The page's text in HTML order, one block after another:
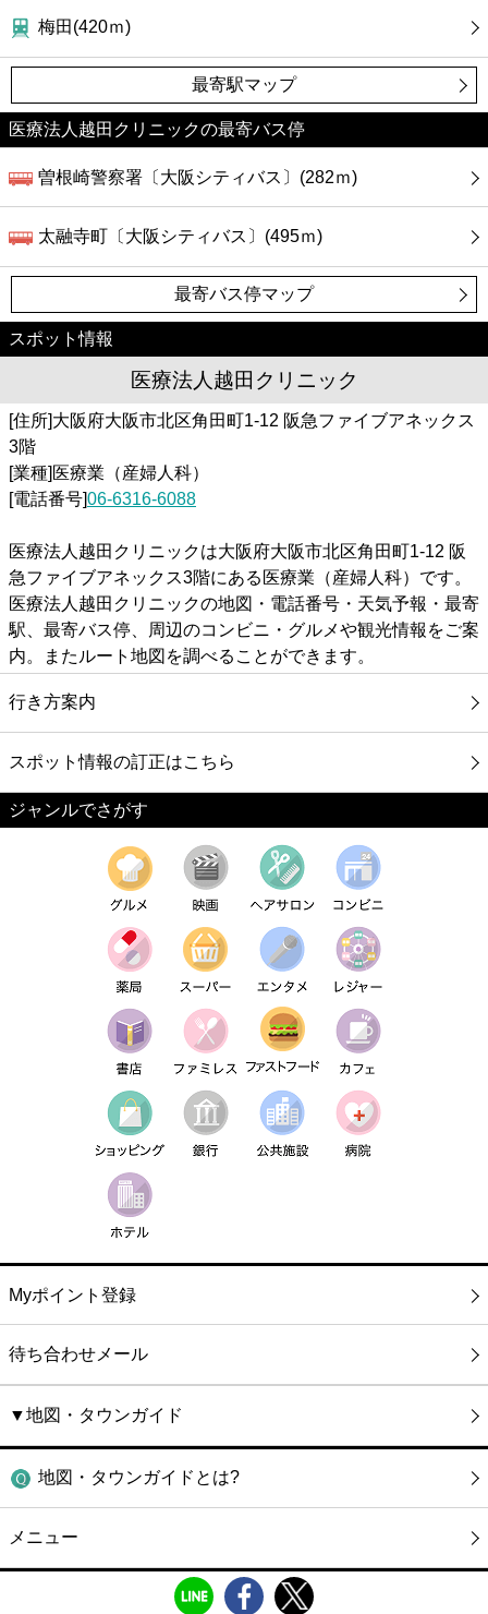
梅田(420ｍ)
最寄駅マップ
医療法人越田クリニックの最寄バス停
曽根崎警察署〔大阪シティバス〕(282ｍ)
太融寺町〔大阪シティバス〕(495ｍ)
最寄バス停マップ
スポット情報
医療法人越田クリニック
[住所]大阪府大阪市北区角田町1-12 阪急ファイブアネックス
3階
[業種]医療業（産婦人科）
[電話番号]06-6316-6088
医療法人越田クリニックは大阪府大阪市北区角田町1-12 阪
急ファイブアネックス3階にある医療業（産婦人科）です。
医療法人越田クリニックの地図・電話番号・天気予報・最寄
駅、最寄バス停、周辺のコンビニ・グルメや観光情報をご案
内。またルート地図を調べることができます。
行き方案内
スポット情報の訂正はこちら
ジャンルでさがす
Myポイント登録
待ち合わせメール
▼地図・タウンガイド
地図・タウンガイドとは?
メニュー